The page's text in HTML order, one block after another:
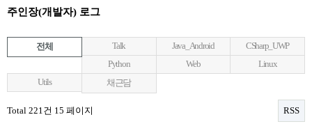
주인장(개발자) 로그
전체 Talk Java_Android
CSharp_UWP
Python
Web
Linux
Utils
채근담
Total 221건 15 페이지 RSS